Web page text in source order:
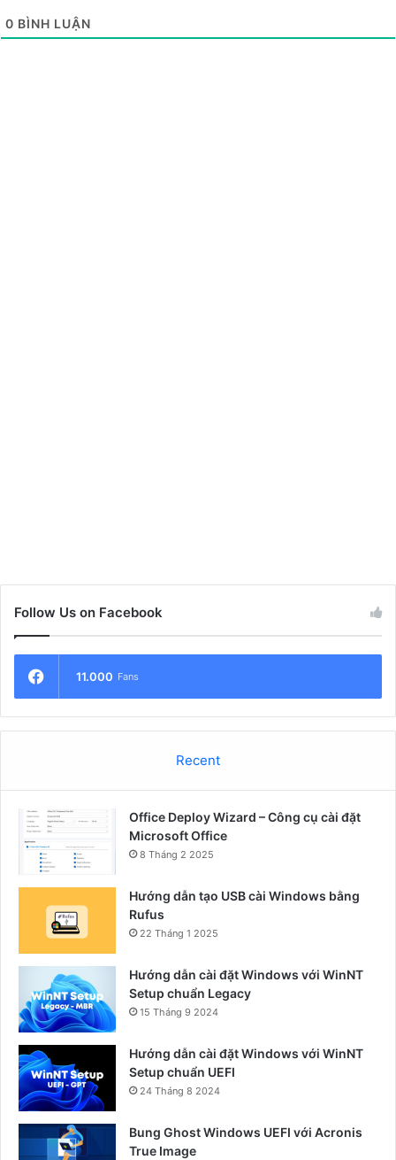
0 BÌNH LUẬN
Follow Us on Facebook
11.000 Fans
Recent
Office Deploy Wizard – Công cụ cài đặt
Microsoft Office
8 Tháng 2 2025
Hướng dẫn tạo USB cài Windows bằng
Rufus
22 Tháng 1 2025
Hướng dẫn cài đặt Windows với WinNT
Setup chuẩn Legacy
15 Tháng 9 2024
Hướng dẫn cài đặt Windows với WinNT
Setup chuẩn UEFI
24 Tháng 8 2024
Bung Ghost Windows UEFI với Acronis
True Image